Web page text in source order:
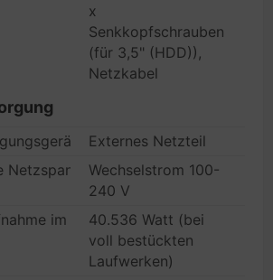
x
Senkkopfschrauben
(für 3,5" (HDD)),
Netzkabel
Externes Netzteil
NetzspannungWechselstrom 100-
240 V
im Betrieb40.536 Watt (bei
voll bestückten
Laufwerken)